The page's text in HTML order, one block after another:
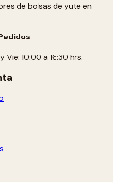
de bolsas de yute en
Vie: 10:00 a 16:30 hrs.